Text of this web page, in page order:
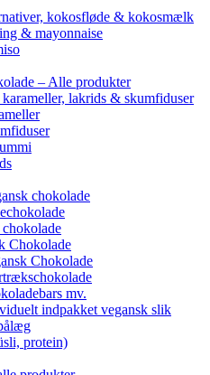
kokosfløde & kokosmælk
& mayonnaise
– Alle produkter
lakrids & skumfiduser
chokolade
Chokolade
Chokolade
mv.
indpakket vegansk slik
protein)